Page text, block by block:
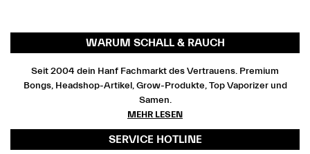
WARUM SCHALL & RAUCH
Seit 2004 dein Hanf Fachmarkt des Vertrauens. Premium
Bongs, Headshop-Artikel, Grow-Produkte, Top Vaporizer und
Samen.
MEHR LESEN
SERVICE HOTLINE